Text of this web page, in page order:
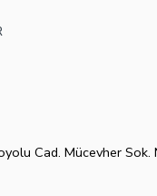
Cad. Mücevher